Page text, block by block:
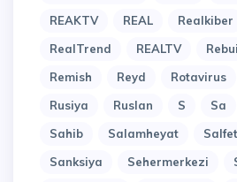
REAKTV REAL Realkiber
RealTrend
REALTV
Remish
Reyd Rotavirus
Rusiya
Ruslan S Sa
Sahib
Salamheyat
Sanksiya
Sehermerkezi